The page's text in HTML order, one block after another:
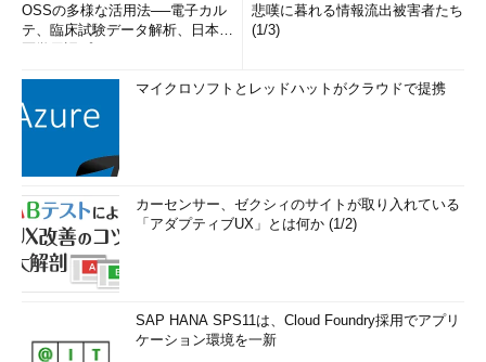
OSSの多様な活用法──電子カル
テ、臨床試験データ解析、日本語
悲嘆に暮れる情報流出被害者たち
(1/3)
マイクロソフトとレッドハットがクラウドで提携
カーセンサー、ゼクシィのサイトが取り入れている
「アダプティブUX」とは何か (1/2)
SAP HANA SPS11は、Cloud Foundry採用でアプリ
ケーション環境を一新